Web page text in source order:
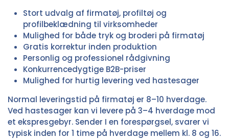
Stort udvalg af firmatøj, profiltøj og
profilbeklædning til virksomheder
Mulighed for både tryk og broderi på firmatøj
Gratis korrektur inden produktion
Personlig og professionel rådgivning
Konkurrencedygtige B2B-priser
Mulighed for hurtig levering ved hastesager
Normal leveringstid på firmatøj er 8–10 hverdage.
Ved hastesager kan vi levere på 3–4 hverdage mod
et ekspresgebyr. Sender I en forespørgsel, svarer vi
typisk inden for 1 time på hverdage mellem kl. 8 og 16.